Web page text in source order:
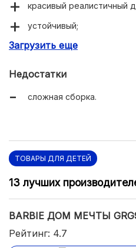
красивый реалистичный
устойчивый;
удобно играть;
Загрузить еще
Недостатки
сложная сборка.
ТОВАРЫ ДЛЯ ДЕТЕЙ
13 лучших
BARBIE ДОМ МЕЧТЫ
Рейтинг: 4.7